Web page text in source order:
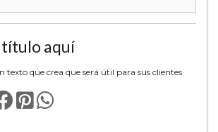
aquí
texto que crea que será útil para sus clientes